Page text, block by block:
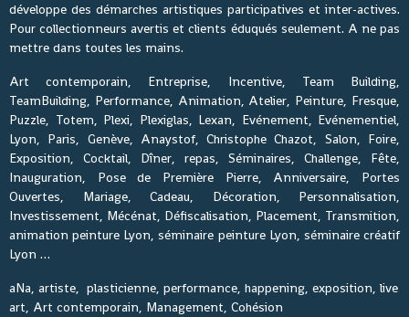
développe des démarches artistiques participatives et inter-actives.
Pour collectionneurs avertis et clients éduqués seulement. A ne pas
mettre dans toutes les mains.
Art contemporain, Entreprise, Incentive, Team Building,
TeamBuilding, Performance, Animation, Atelier, Peinture, Fresque,
Puzzle, Totem, Plexi, Plexiglas, Lexan, Evénement, Evénementiel,
Lyon, Paris, Genève, Anaystof, Christophe Chazot, Salon, Foire,
Exposition, Cocktail, Dîner, repas, Séminaires, Challenge, Fête,
Inauguration, Pose de Première Pierre, Anniversaire, Portes
Ouvertes, Mariage, Cadeau, Décoration, Personnalisation,
Investissement, Mécénat, Défiscalisation, Placement, Transmition,
animation peinture Lyon, séminaire peinture Lyon, séminaire créatif
Lyon …
aNa, artiste, plasticienne, performance, happening, exposition, live
art, Art contemporain, Management, Cohésion